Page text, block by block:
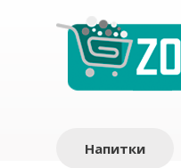
Напитки